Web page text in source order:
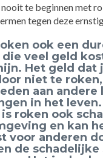
te beginnen met
tegen deze
ook een
veel geld
Het geld dat
niet te
aan andere
in het leven.
is roken ook
en kan
voor anderen
de